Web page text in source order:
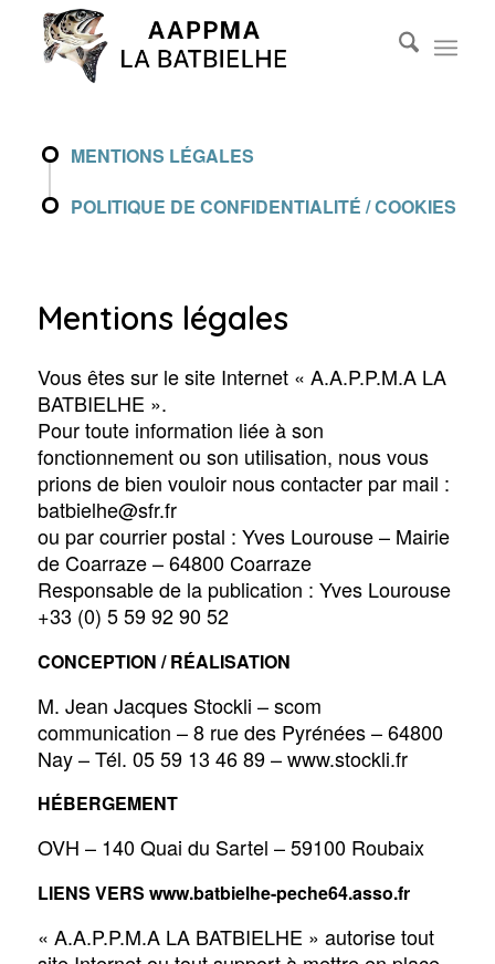
MENTIONS LÉGALES
POLITIQUE DE CONFIDENTIALITÉ / COOKIES
Mentions légales
Vous êtes sur le site Internet « A.A.P.P.M.A LA
BATBIELHE ».
Pour toute information liée à son
fonctionnement ou son utilisation, nous vous
prions de bien vouloir nous contacter par mail :
batbielhe@sfr.fr
ou par courrier postal : Yves Lourouse – Mairie
de Coarraze – 64800 Coarraze
Responsable de la publication : Yves Lourouse
+33 (0) 5 59 92 90 52
CONCEPTION / RÉALISATION
M. Jean Jacques Stockli – scom
communication – 8 rue des Pyrénées – 64800
Nay – Tél. 05 59 13 46 89 – www.stockli.fr
HÉBERGEMENT
OVH – 140 Quai du Sartel – 59100 Roubaix
LIENS VERS www.batbielhe-peche64.asso.fr
« A.A.P.P.M.A LA BATBIELHE » autorise tout